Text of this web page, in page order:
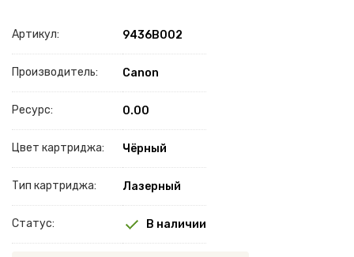
Артикул: 9436B002
Производитель: Canon
Ресурс: 0.00
Цвет картриджа: Чёрный
Тип картриджа: Лазерный
Статус: В наличии